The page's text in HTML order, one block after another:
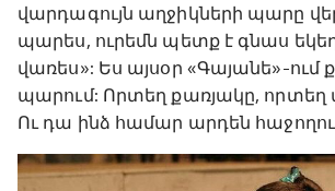
վարդագույն աղջիկների պարը
պարես, ուրեմն պետք է գնաս
վառես»: Ես այսօր «Գայանե»-ում
պարում: Որտեղ քառյակը, որտեղ
Ու դա ինձ համար արդեն